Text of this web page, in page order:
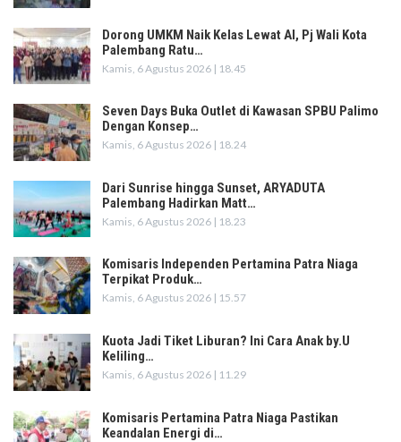
Dorong UMKM Naik Kelas Lewat AI, Pj Wali Kota
Palembang Ratu…
Kamis, 6 Agustus 2026 | 18.45
Seven Days Buka Outlet di Kawasan SPBU Palimo
Dengan Konsep…
Kamis, 6 Agustus 2026 | 18.24
Dari Sunrise hingga Sunset, ARYADUTA
Palembang Hadirkan Matt…
Kamis, 6 Agustus 2026 | 18.23
Komisaris Independen Pertamina Patra Niaga
Terpikat Produk…
Kamis, 6 Agustus 2026 | 15.57
Kuota Jadi Tiket Liburan? Ini Cara Anak by.U
Keliling…
Kamis, 6 Agustus 2026 | 11.29
Komisaris Pertamina Patra Niaga Pastikan
Keandalan Energi di…